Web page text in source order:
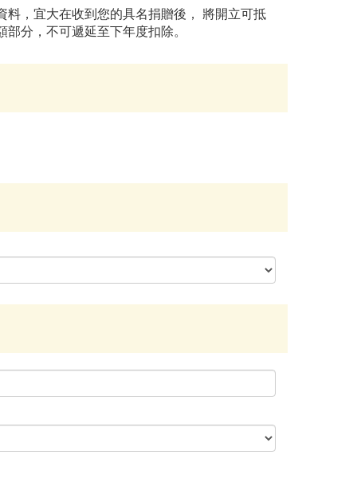
，宜大在收到您的具名捐贈後， 將開立可抵
分，不可遞延至下年度扣除。